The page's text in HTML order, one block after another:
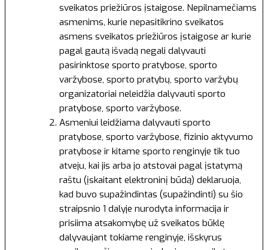
sveikatos priežiūros įstaigose. Nepilnamečiams
asmenims, kurie nepasitikrino sveikatos
asmens sveikatos priežiūros įstaigose ar kurie
pagal gautą išvadą negali dalyvauti
pasirinktose sporto pratybose, sporto
varžybose, sporto pratybų, sporto varžybų
organizatoriai neleidžia dalyvauti sporto
pratybose, sporto varžybose.
Asmeniui leidžiama dalyvauti sporto
pratybose, sporto varžybose, fizinio aktyvumo
pratybose ir kitame sporto renginyje tik tuo
atveju, kai jis arba jo atstovai pagal įstatymą
raštu (įskaitant elektroninį būdą) deklaruoja,
kad buvo supažindintas (supažindinti) su šio
straipsnio 1 dalyje nurodyta informacija ir
prisiima atsakomybę už sveikatos būklę
dalyvaujant tokiame renginyje, išskyrus